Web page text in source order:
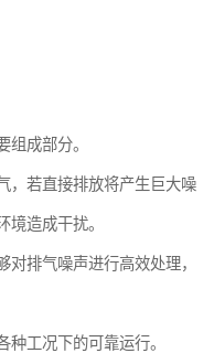
成部分。
，若直接排放将产生巨大噪
境造成干扰。
排气噪声进行高效处理，
工况下的可靠运行。